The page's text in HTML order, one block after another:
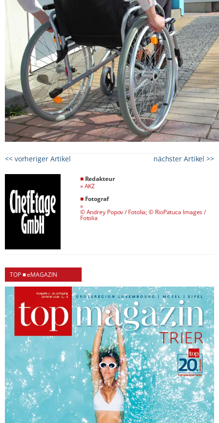
<< vorheriger Artikel nächster Artikel >>
■Redakteur
»AKZ
■Fotograf
»
© Andrey Popov / Fotolia; © RioPatuca Images /
Fotolia
TOP ■ eMAGAZIN